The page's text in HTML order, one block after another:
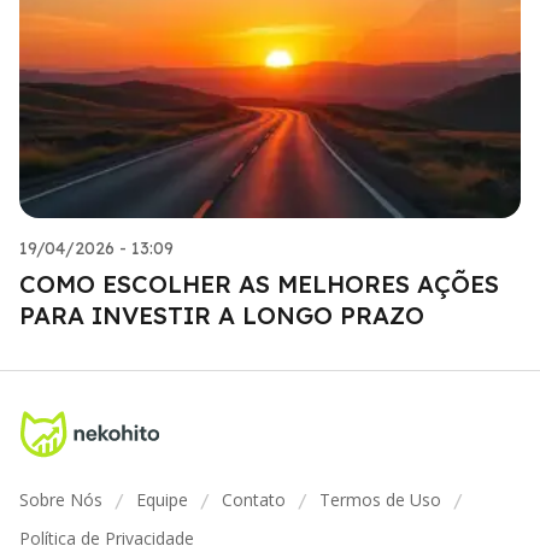
19/04/2026 - 13:09
COMO ESCOLHER AS MELHORES AÇÕES
PARA INVESTIR A LONGO PRAZO
Sobre Nós / Equipe / Contato / Termos de Uso /
Política de Privacidade